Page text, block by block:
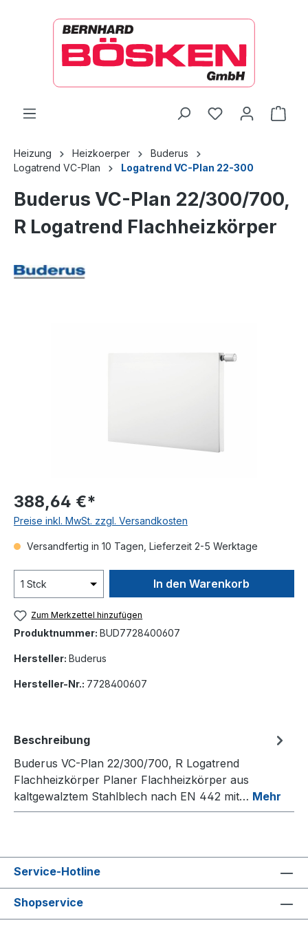
Heizung Heizkoerper
Buderus
Logatrend VC-Plan
Logatrend VC-Plan 22-300
Buderus VC-Plan 22/300/700,
R Logatrend Flachheizkörper
388,64 €*
Preise inkl. MwSt. zzgl. Versandkosten
Versandfertig in 10 Tagen, Lieferzeit 2-5 Werktage
In den Warenkorb
Zum Merkzettel hinzufügen
Produktnummer: BUD7728400607
Hersteller: Buderus
Hersteller-Nr.: 7728400607
Beschreibung
Buderus VC-Plan 22/300/700, R Logatrend
Flachheizkörper Planer Flachheizkörper aus
kaltgewalztem Stahlblech nach EN 442 mit… Mehr
Service-Hotline
Shopservice